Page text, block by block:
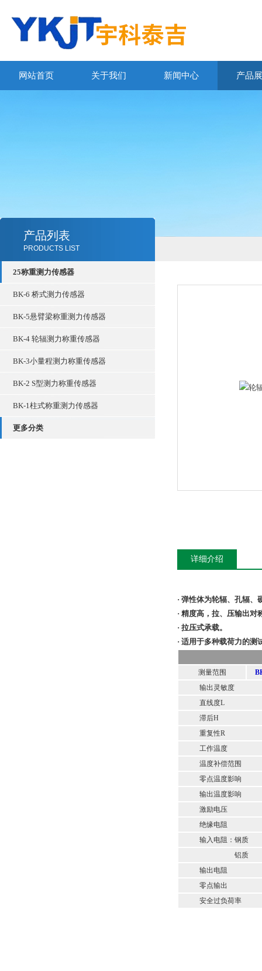
网站首页 关于我们 新闻中心 产品
产品列表
PRODUCTS LIST
25称重测力传感器
BK-6 桥式测力传感器
BK-5悬臂梁称重测力传感器
BK-4 轮辐测力称重传感器
BK-3小量程测力称重传感器
BK-2 S型测力称重传感器
BK-1柱式称重测力传感器
更多分类
详细介绍
· 弹性体为轮辐、孔辐
· 精度高，拉、压输出
· 拉压式承载。
· 适用于多种载荷力的
测量范围
输出灵敏度
直线度L
滞后H
重复性R
工作温度
温度补偿范围
零点温度影响
输出温度影响
激励电压
绝缘电阻
输入电阻：钢质
铝质
输出电阻
零点输出
安全过负荷率